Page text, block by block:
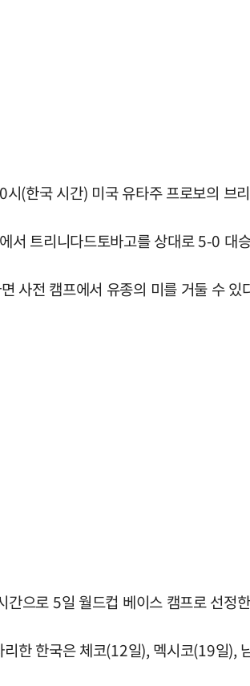
(한국 시간) 미국 유타주 프로보의 브
서 트리니다드토바고를 상대로 5-0 대
사전 캠프에서 유종의 미를 거둘 수 있
간으로 5일 월드컵 베이스 캠프로 선정
한 한국은 체코(12일), 멕시코(19일),